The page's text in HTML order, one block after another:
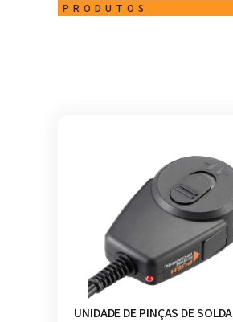
PRODUTOS
UNIDADE DE PINÇAS DE SOLDA